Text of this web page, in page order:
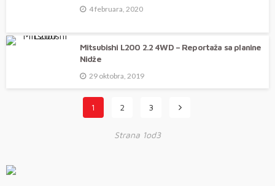
4 februara, 2020
Mitsubishi L200 2.2 4WD – Reportaža sa planine
Nidže
29 oktobra, 2019
1 2 3
Strana 1od3